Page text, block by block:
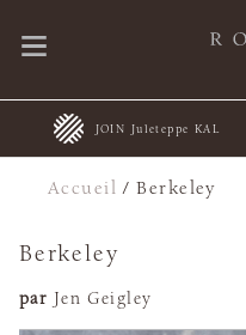
JOIN Juleteppe KAL
Accueil /Berkeley
Berkeley
par Jen Geigley